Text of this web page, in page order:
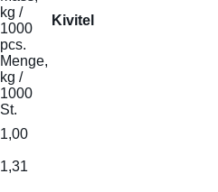
kg /
1000
pcs.
Menge,
kg /
1000
St.
Kivitel
1,00
1,31